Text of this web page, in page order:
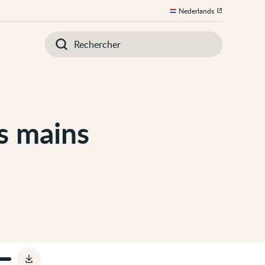
mains
Introduisez
votre
recherche
Nederlands